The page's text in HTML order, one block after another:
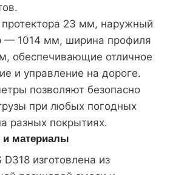
протектора 23 мм, наружный
— 1014 мм, ширина профиля
обеспечивающие отличное
и управление на дороге.
позволяют безопасно
при любых погодных
разных покрытиях.
и материалы
изготовлена из